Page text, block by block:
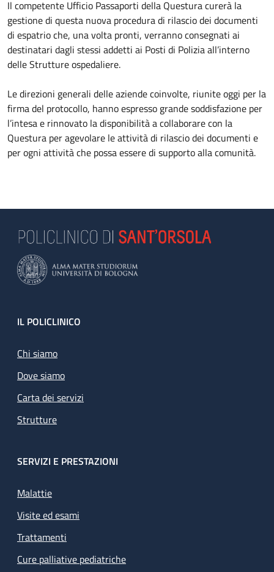
Il competente Ufficio Passaporti della Questura curerà la
gestione di questa nuova procedura di rilascio dei documenti
di espatrio che, una volta pronti, verranno consegnati ai
destinatari dagli stessi addetti ai Posti di Polizia all’interno
delle Strutture ospedaliere.
Le direzioni generali delle aziende coinvolte, riunite oggi per la
firma del protocollo, hanno espresso grande soddisfazione per
l’intesa e rinnovato la disponibilità a collaborare con la
Questura per agevolare le attività di rilascio dei documenti e
per ogni attività che possa essere di supporto alla comunità.
Footer
IL POLICLINICO
Chi siamo
Dove siamo
Carta dei servizi
Strutture
SERVIZI E PRESTAZIONI
Malattie
Visite ed esami
Trattamenti
Cure palliative pediatriche